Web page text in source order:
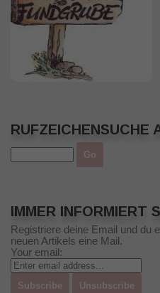
RUFZEICHENSUCHE
IMMER INFORMIERT
Registriere deine Email und du
neuen Artikels eine Mail.
Your email: